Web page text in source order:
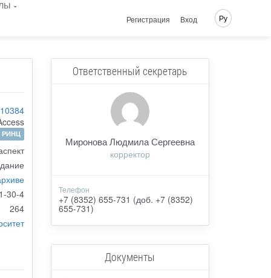
Регистрация Вход Ру
РИНЦ
30-4
264
Ответственный секретарь
Миронова Людмила Сергеевна
корректор
Телефон
+7 (8352) 655-731 (доб. +7 (8352)
655-731)
Документы